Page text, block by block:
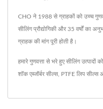
CHO ने 1988 से ग्राहकों को उच्च
सीलिंग प्रौद्योगिकी और 35 वर्षों का
ग्राहक की मांग पूरी होती है।
हमारे गुणवत्ता से भरे हुए सीलिंग उत्पादों
शॉक एब्जॉर्बर सील्स PTFE लिप सील्स